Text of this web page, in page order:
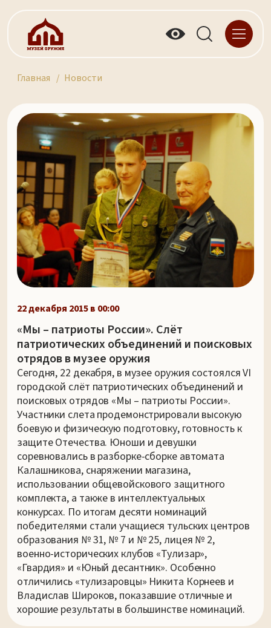
Главная Новости
22 декабря 2015 в 00:00
«Мы – патриоты России». Слёт
патриотических объединений и поисковых
отрядов в музее оружия
Сегодня, 22 декабря, в музее оружия состоялся VI
городской слёт патриотических объединений и
поисковых отрядов «Мы – патриоты России».
Участники слета продемонстрировали высокую
боевую и физическую подготовку, готовность к
защите Отечества. Юноши и девушки
соревновались в разборке-сборке автомата
Калашникова, снаряжении магазина,
использовании общевойскового защитного
комплекта, а также в интеллектуальных
конкурсах. По итогам десяти номинаций
победителями стали учащиеся тульских центров
образования № 31, № 7 и № 25, лицея № 2,
военно-исторических клубов «Тулизар»,
«Гвардия» и «Юный десантник». Особенно
отличились «тулизаровцы» Никита Корнеев и
Владислав Широков, показавшие отличные и
хорошие результаты в большинстве номинаций.